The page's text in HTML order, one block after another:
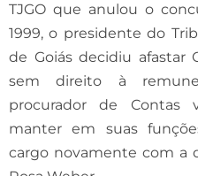
TJGO que anulou o
1999, o presidente do
de Goiás decidiu afastar
sem direito à
procurador de Contas
manter em suas
cargo novamente com a